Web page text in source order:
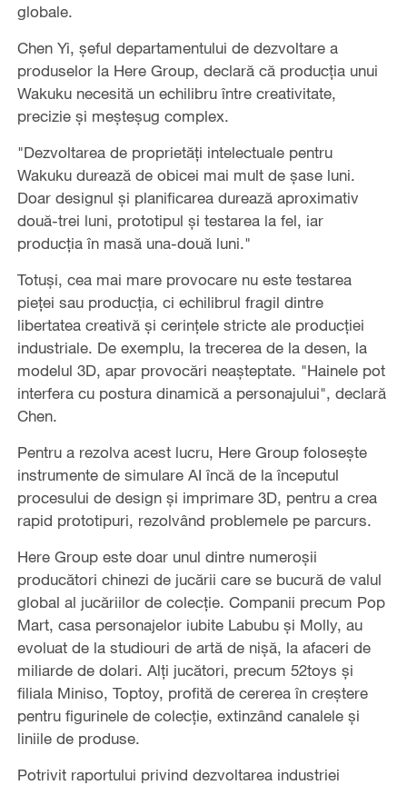
globale.
Chen Yi, șeful departamentului de dezvoltare a
produselor la Here Group, declară că producția unui
Wakuku necesită un echilibru între creativitate,
precizie și meșteșug complex.
"Dezvoltarea de proprietăți intelectuale pentru
Wakuku durează de obicei mai mult de șase luni.
Doar designul și planificarea durează aproximativ
două-trei luni, prototipul și testarea la fel, iar
producția în masă una-două luni."
Totuși, cea mai mare provocare nu este testarea
pieței sau producția, ci echilibrul fragil dintre
libertatea creativă și cerințele stricte ale producției
industriale. De exemplu, la trecerea de la desen, la
modelul 3D, apar provocări neașteptate. "Hainele pot
interfera cu postura dinamică a personajului", declară
Chen.
Pentru a rezolva acest lucru, Here Group folosește
instrumente de simulare AI încă de la începutul
procesului de design și imprimare 3D, pentru a crea
rapid prototipuri, rezolvând problemele pe parcurs.
Here Group este doar unul dintre numeroșii
producători chinezi de jucării care se bucură de valul
global al jucăriilor de colecție. Companii precum Pop
Mart, casa personajelor iubite Labubu și Molly, au
evoluat de la studiouri de artă de nișă, la afaceri de
miliarde de dolari. Alți jucători, precum 52toys și
filiala Miniso, Toptoy, profită de cererea în creștere
pentru figurinele de colecție, extinzând canalele și
liniile de produse.
Potrivit raportului privind dezvoltarea industriei